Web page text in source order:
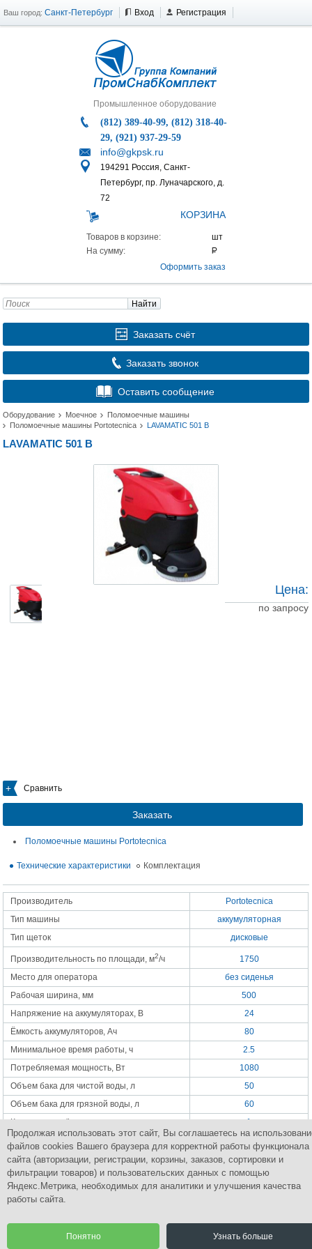
Ваш город: Санкт-Петербург Вход Регистрация
Промышленное оборудование
(812) 389-40-99, (812) 318-40-
29, (921) 937-29-59
info@gkpsk.ru
194291 Россия, Санкт-
Петербург, пр. Луначарского, д.
72
КОРЗИНА
Товаров в корзине:
На сумму:
Оформить заказ
Найти
Заказать счёт
Заказать звонок
Оставить сообщение
Оборудование Моечное
Поломоечные машины
Поломоечные машины Portotecnica
LAVAMATIC 501 B
LAVAMATIC 501 B
Сравнить
Заказать
Цена:
по запросу
Поломоечные машины Portotecnica
Технические характеристики Комплектация
Производитель
Portotecnica
Тип машины
аккумуляторная
Тип щеток
дисковые
Производительность по площади, м2/ч
1750
Место для оператора
без сиденья
Рабочая ширина, мм
500
Напряжение на аккумуляторах, В
24
Ёмкость аккумуляторов, Ач
80
Минимальное время работы, ч
2.5
Потребляемая мощность, Вт
1080
Объем бака для чистой воды, л
50
Объем бака для грязной воды, л
60
Количество щёток, шт
1
Скорость вращения щеток, об/мин
135
Вес без аккумуляторов, кг
67
Комплексное снабжение промышленным оборудованием
Продолжая использовать этот сайт, Вы соглашаетесь на
файлов cookies Вашего браузера для корректной работы функционала
сайта (авторизации, регистрации, корзины, заказов, сортировки и
фильтрации товаров) и пользовательских данных с помощью
Яндекс.Метрика, необходимых для аналитики и улучшения качества
работы сайта.
Понятно Узнать больше